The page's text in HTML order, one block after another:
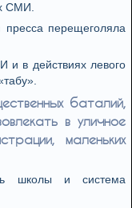
СМИ.
перещеголяла
и в действиях левого
баталий,
в уличное
маленьких
школы и система